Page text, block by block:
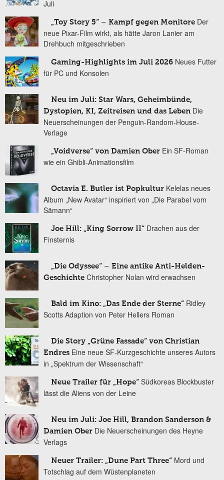
Juli
„Toy Story 5“ – Kampf gegen Monitore Der
neue Pixar-Film wirkt, als hätte Jaron Lanier am
Drehbuch mitgeschrieben
Gaming-Highlights im Juli 2026 Neues Futter
für PC und Konsolen
Neu im Juli: Star Wars, Geheimbünde,
Dystopien, KI, Zeitreisen und das Leben Die
Neuerscheinungen der Penguin-Random-House-
Verlage
„Voidverse“ von Damien Ober Ein SF-Roman
wie ein Ghibli-Animationsfilm
Octavia E. Butler ist Popkultur Kelelas neues
Album „New Avatar“ inspiriert von „Die Parabel vom
Sämann“
Joe Hill: „King Sorrow II“ Drachen aus der
Finsternis
„Die Odyssee“ – Eine antike Anti-Helden-
Geschichte Christopher Nolan wird erwachsen
Bald im Kino: „Das Ende der Sterne“ Ridley
Scotts Adaption von Peter Hellers Roman
Die Story „Grüne Fassade“ von Christian
Endres Eine neue SF-Kurzgeschichte unseres Autors
in „Spektrum der Wissenschaft“
Neue Trailer für „Hope“ Südkoreas Blockbuster
lässt die Aliens von der Leine
Neu im Juli: Joe Hill, Brandon Sanderson &
Damien Ober Die Neuerscheinungen des Heyne
Verlags
Neuer Trailer: „Dune Part Three“ Mord und
Totschlag auf dem Wüstenplaneten